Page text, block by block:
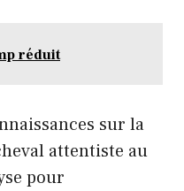
réduit
sur la
attentiste au
pour